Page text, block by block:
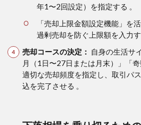
年1〜2回設定）を指定する 。
「売却上限金額設定機能」を
過剰売却を防ぐ上限額を入力す
売却コースの決定：
自身の生活サ
月（1日〜27日または月末）」「
適切な売却頻度を指定し、取引パ
込を完了させる 。